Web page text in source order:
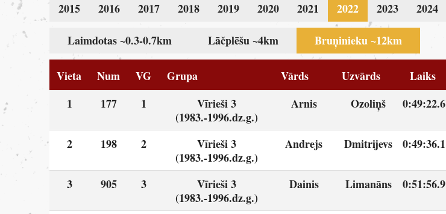
2015 2016 2017 2018 2019 2020 2021 2022 2023 2024
Laimdotas ~0.3-0.7km Lāčplēšu ~4km Bruņinieku ~12km
Vieta Num VG Grupa Vārds Uzvārds Laiks
1
177 1
Vīrieši 3
(1983.-1996.dz.g.)
Arnis Ozoliņš 0:49:22.6
2
198 2
Vīrieši 3
(1983.-1996.dz.g.)
Andrejs Dmitrijevs 0:49:36.1
3 905 3
Vīrieši 3
(1983.-1996.dz.g.)
Dainis Limanāns 0:51:56.9